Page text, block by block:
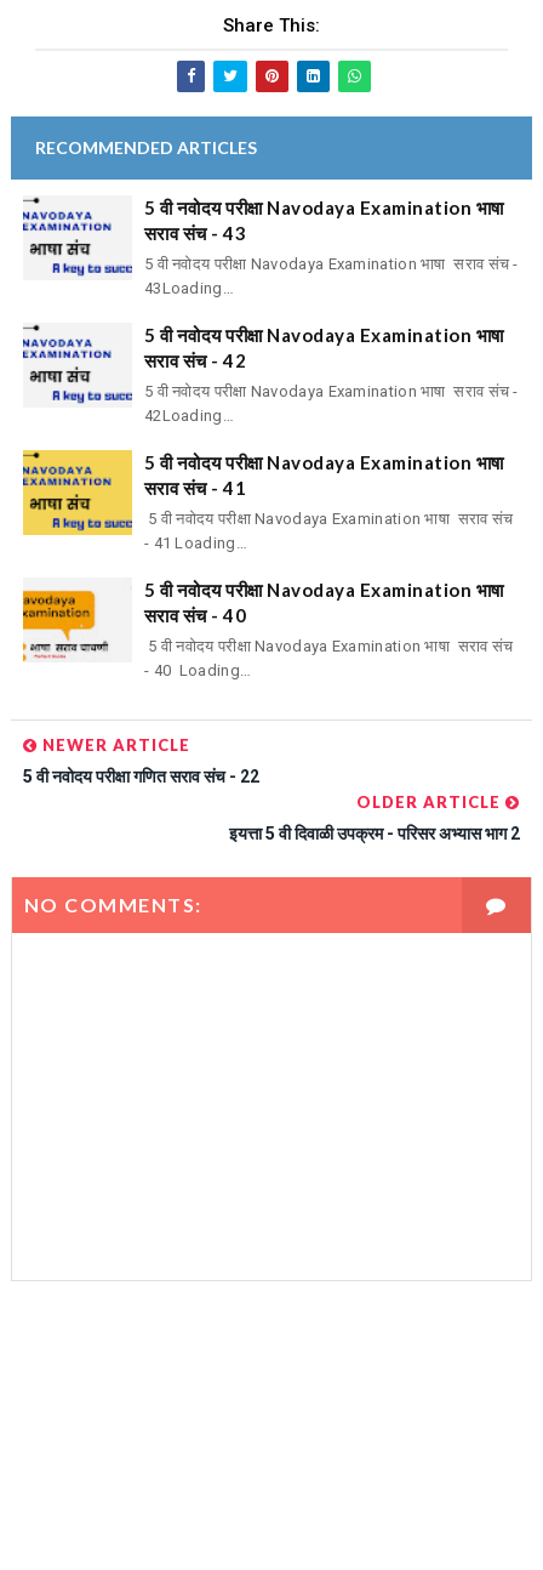
Share This:
RECOMMENDED ARTICLES
5 वी नवोदय परीक्षा Navodaya Examination भाषा
सराव संच - 43
5 वी नवोदय परीक्षा Navodaya Examination भाषा सराव संच -
43Loading…
5 वी नवोदय परीक्षा Navodaya Examination भाषा
सराव संच - 42
5 वी नवोदय परीक्षा Navodaya Examination भाषा सराव संच -
42Loading…
5 वी नवोदय परीक्षा Navodaya Examination भाषा
सराव संच - 41
5 वी नवोदय परीक्षा Navodaya Examination भाषा सराव संच
- 41 Loading…
5 वी नवोदय परीक्षा Navodaya Examination भाषा
सराव संच - 40
5 वी नवोदय परीक्षा Navodaya Examination भाषा सराव संच
- 40 Loading…
NEWER ARTICLE
5 वी नवोदय परीक्षा गणित सराव संच - 22
OLDER ARTICLE
इयत्ता 5 वी दिवाळी उपक्रम - परिसर अभ्यास भाग 2
NO COMMENTS: